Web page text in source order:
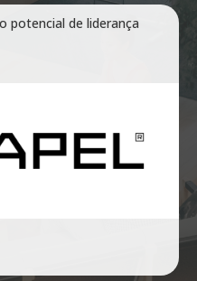
potencial de liderança